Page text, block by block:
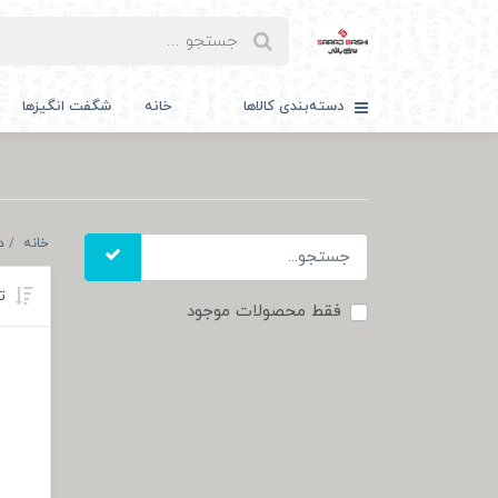
دسته‌بندی کالاها خانه شگفت انگیزها
فقط محصولات موجود
خانه